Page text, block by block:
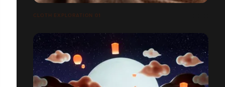
CLOTH EXPLORATION 01